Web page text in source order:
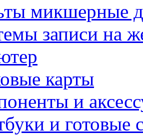
микшерные
записи на
карты
и
и готовые